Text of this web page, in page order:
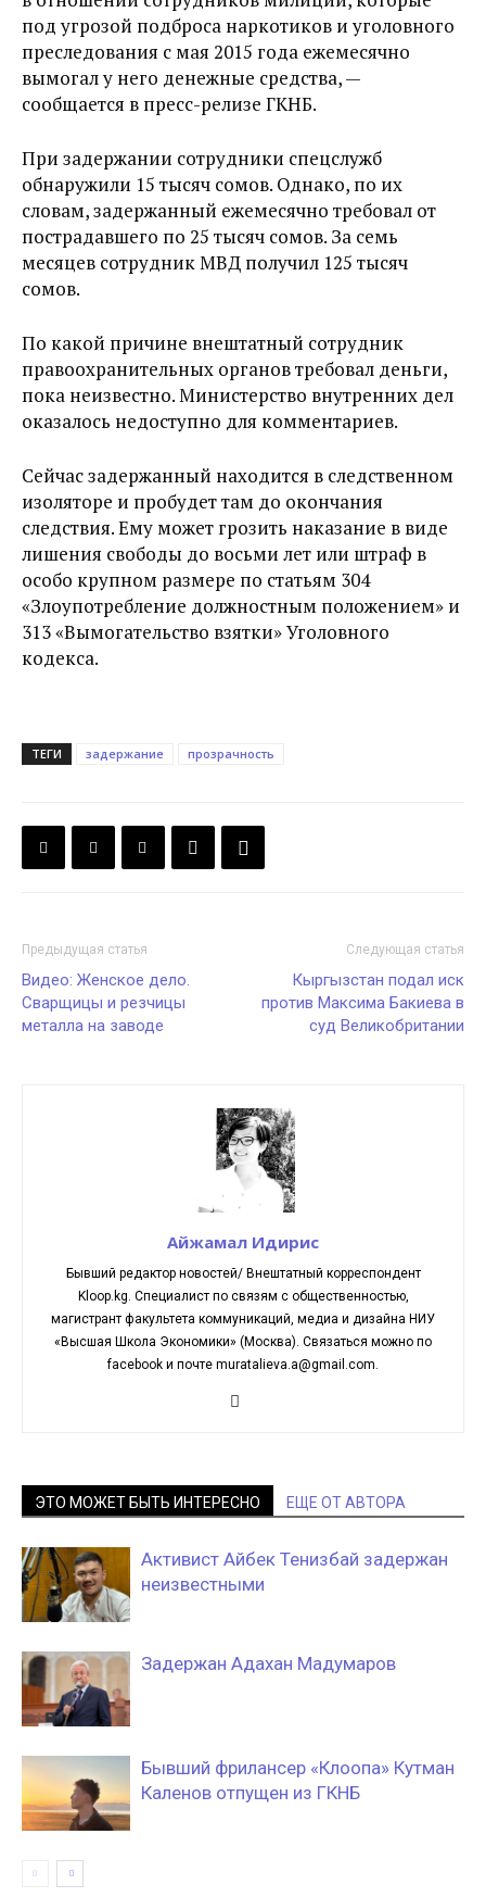
под угрозой подброса наркотиков и уголовного
преследования с мая 2015 года ежемесячно
вымогал у него денежные средства, —
сообщается в пресс-релизе ГКНБ.
При задержании сотрудники спецслужб
обнаружили 15 тысяч сомов. Однако, по их
словам, задержанный ежемесячно требовал от
пострадавшего по 25 тысяч сомов. За семь
месяцев сотрудник МВД получил 125 тысяч
сомов.
По какой причине внештатный сотрудник
правоохранительных органов требовал деньги,
пока неизвестно. Министерство внутренних дел
оказалось недоступно для комментариев.
Сейчас задержанный находится в следственном
изоляторе и пробудет там до окончания
следствия. Ему может грозить наказание в виде
лишения свободы до восьми лет или штраф в
особо крупном размере по статьям 304
«Злоупотребление должностным положением» и
313 «Вымогательство взятки» Уголовного
кодекса.
ТЕГИ задержание прозрачность
Предыдущая статья
Видео: Женское дело.
Сварщицы и резчицы
металла на заводе
Следующая статья
Кыргызстан подал иск
против Максима Бакиева в
суд Великобритании
Айжамал Идирис
Бывший редактор новостей/ Внештатный корреспондент
Kloop.kg. Cпециалист по связям с общественностью,
магистрант факультета коммуникаций, медиа и дизайна НИУ
«Высшая Школа Экономики» (Москва). Связаться можно по
facebook и почте muratalieva.a@gmail.com.
ЭТО МОЖЕТ БЫТЬ ИНТЕРЕСНО ЕЩЕ ОТ АВТОРА
Активист Айбек Тенизбай задержан
неизвестными
Задержан Адахан Мадумаров
Бывший фрилансер «Клоопа» Кутман
Каленов отпущен из ГКНБ